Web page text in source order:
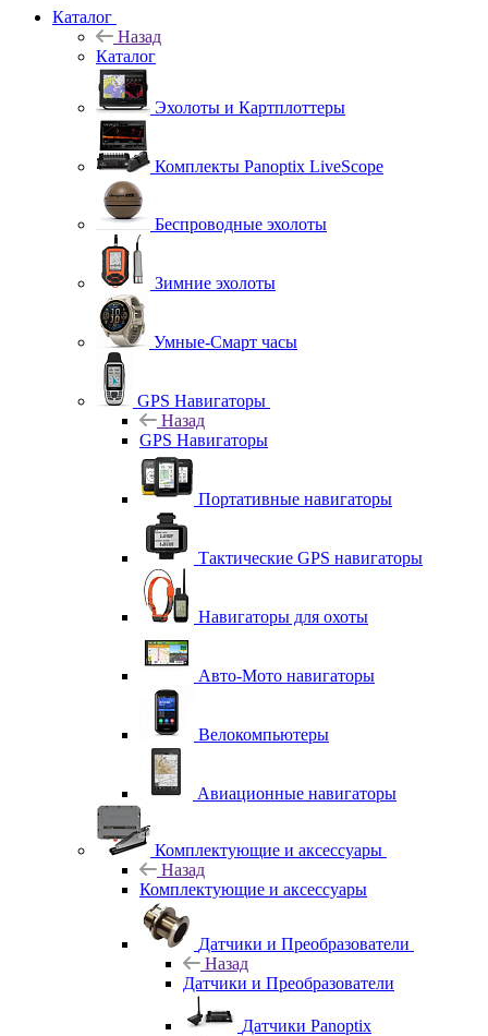
Каталог
Назад
Каталог
Эхолоты и Картплоттеры
Комплекты Panoptix LiveScope
Беспроводные эхолоты
Зимние эхолоты
Умные-Смарт часы
GPS Навигаторы
Назад
GPS Навигаторы
Портативные навигаторы
Тактические GPS навигаторы
Навигаторы для охоты
Авто-Мото навигаторы
Велокомпьютеры
Авиационные навигаторы
Комплектующие и аксессуары
Назад
Комплектующие и аксессуары
Датчики и Преобразователи
Назад
Датчики и Преобразователи
Датчики Panoptix